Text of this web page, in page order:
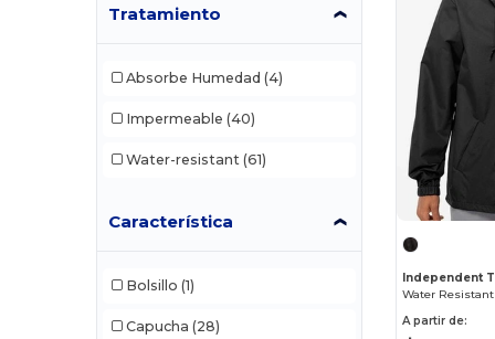
Tratamiento
Absorbe Humedad (4)
Impermeable (40)
Water-resistant (61)
Característica
Bolsillo (1)
Capucha (28)
Independent
A partir de: